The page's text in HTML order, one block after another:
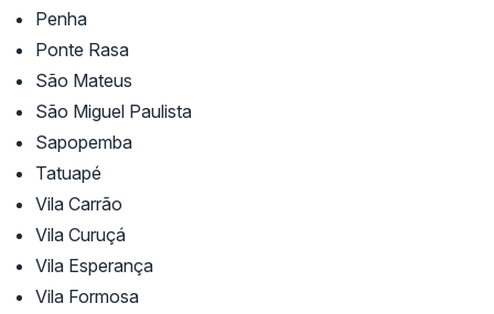
Penha
Ponte Rasa
São Mateus
São Miguel Paulista
Sapopemba
Tatuapé
Vila Carrão
Vila Curuçá
Vila Esperança
Vila Formosa